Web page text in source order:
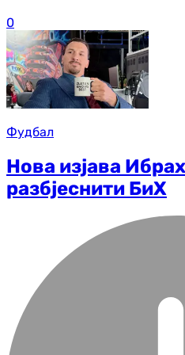
0
Фудбал
Нова изјава
разбјеснити БиХ